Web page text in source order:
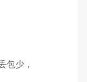
包少，